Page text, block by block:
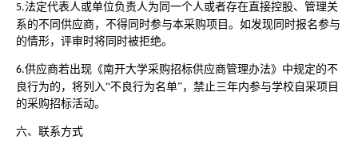
5.法定代表人或单位负责人为同一个人或者存在直接控股、管理关
系的不同供应商，不得同时参与本采购项目。如发现同时报名参与
的情形，评审时将同时被拒绝。
6.供应商若出现《南开大学采购招标供应商管理办法》中规定的不
良行为的，将列入“不良行为名单”，禁止三年内参与学校自采项目
的采购招标活动。
六、联系方式